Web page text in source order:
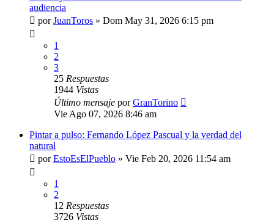
audiencia
porJuanToros » Dom May 31, 2026 6:15 pm
1
2
3
25 Respuestas
1944 Vistas
Último mensaje porGranTorino
Vie Ago 07, 2026 8:46 am
Pintar a pulso: Fernando López Pascual y la verdad del
natural
porEstoEsElPueblo » Vie Feb 20, 2026 11:54 am
1
2
12 Respuestas
3726 Vistas